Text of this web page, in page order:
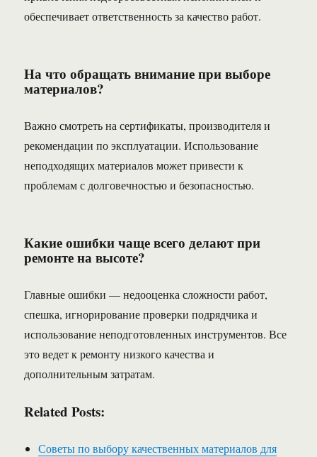
обеспечивает ответственность за качество работ.
На что обращать внимание при выборе
материалов?
Важно смотреть на сертификаты, производителя и
рекомендации по эксплуатации. Использование
неподходящих материалов может привести к
проблемам с долговечностью и безопасностью.
Какие ошибки чаще всего делают при
ремонте на высоте?
Главные ошибки — недооценка сложности работ,
спешка, игнорирование проверки подрядчика и
использование неподготовленных инструментов. Все
это ведет к ремонту низкого качества и
дополнительным затратам.
Related Posts:
Советы по выбору качественных материалов для